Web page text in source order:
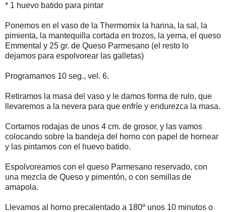
* 1 huevo batido para pintar
Ponemos en el vaso de la Thermomix la harina, la sal, la
pimienta, la mantequilla cortada en trozos, la yema, el queso
Emmental y 25 gr. de Queso Parmesano (el resto lo
dejamos para espolvorear las galletas)
Programamos 10 seg., vel. 6.
Retiramos la masa del vaso y le damos forma de rulo, que
llevaremos a la nevera para que enfríe y endurezca la masa.
Cortamos rodajas de unos 4 cm. de grosor, y las vamos
colocando sobre la bandeja del horno con papel de hornear
y las pintamos con el huevo batido.
Espolvoreamos con el queso Parmesano reservado, con
una mezcla de Queso y pimentón, o con semillas de
amapola.
Llevamos al horno precalentado a 180º unos 10 minutos o